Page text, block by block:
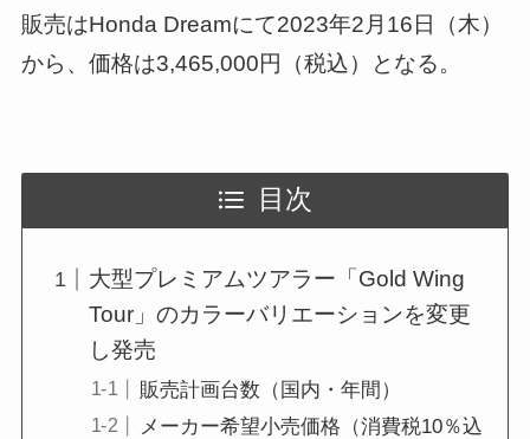
販売はHonda Dreamにて2023年2月16日（木）
から、価格は3,465,000円（税込）となる。
目次
大型プレミアムツアラー「Gold Wing
Tour」のカラーバリエーションを変更
し発売
販売計画台数（国内・年間）
メーカー希望小売価格（消費税10％込